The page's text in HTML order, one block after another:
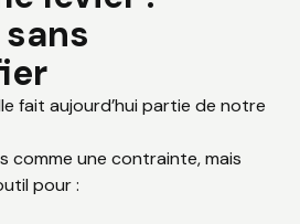
fait aujourd’hui partie de notre
comme une contrainte, mais
pour :